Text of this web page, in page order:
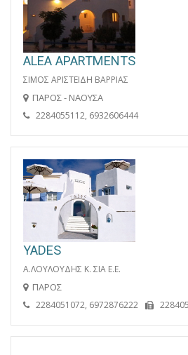
ALEA APARTMENTS
ΣΙΜΟΣ ΑΡΙΣΤΕΙΔΗ ΒΑΡΡΙΑΣ
ΠΑΡΟΣ - ΝΑΟΥΣΑ
2284055112, 6932606444
YADES
Α.ΛΟΥΛΟΥΔΗΣ Κ. ΣΙΑ Ε.Ε.
ΠΑΡΟΣ
2284051072, 6972876222